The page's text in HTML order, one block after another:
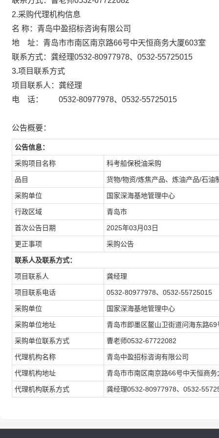
2.采购代理机构信息
名 称：青岛中盈招标咨询有限公
地 址：青岛市市南区南京路66号中天
联系方式：龚经理0532-80977978、
3.项目联系方式
项目联系人：龚经理
电 话： 0532-80977978、0532-55725015
公告概要：
公告信息：
采购项目名称 科考船保税油采购
品目 货物/物资/炼焦产品、炼油产品/石油
采购单位 国家深海基地管理中心
行政区域 青岛市
首次公告日期 2025年03月03日
更正事项 采购公告
联系人及联系方式：
项目联系人 龚经理
项目联系电话 0532-80977978、0532-55725015
采购单位 国家深海基地管理中心
采购单位地址 青岛市即墨区鳌山卫街道问海东路69
采购单位联系方式 曹老师0532-67722082
代理机构名称 青岛中盈招标咨询有限公司
代理机构地址 青岛市市南区南京路66号中天恒商
代理机构联系方式 龚经理0532-80977978、0532-